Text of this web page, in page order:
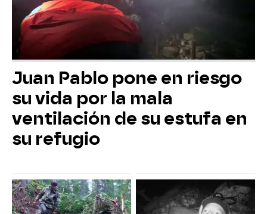
Juan Pablo pone en riesgo
su vida por la mala
ventilación de su estufa en
su refugio